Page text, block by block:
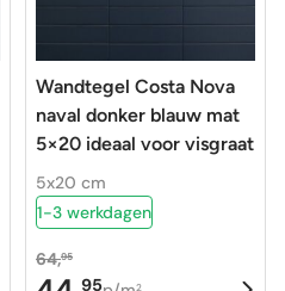
Wandtegel Costa Nova
naval donker blauw mat
5×20 ideaal voor visgraat
5x20 cm
1-3 werkdagen
64,95
95 2